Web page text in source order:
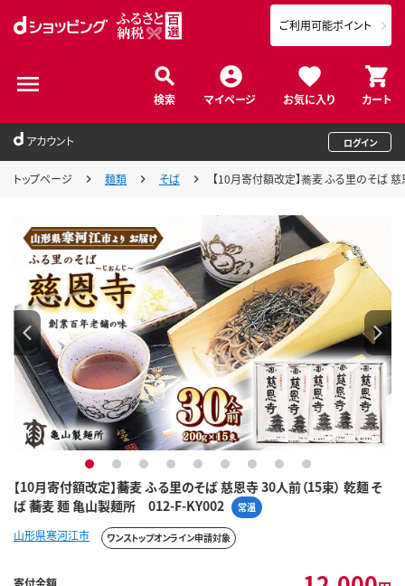
検索 マイページ お気に入り カート
ご利用可能ポイント
アカウント ログイン
トップページ 麺類 そば 【10月寄付額改定】蕎麦 ふる里のそば
【10月寄付額改定】蕎麦 ふる里のそば 慈恩寺 30人前（15束） 乾麺 そ
ば 蕎麦 麺 亀山製麺所 012-F-KY002
常温
1 2 3 4 5 6 7 8 9
山形県寒河江市 ワンストップオンライン申請対象